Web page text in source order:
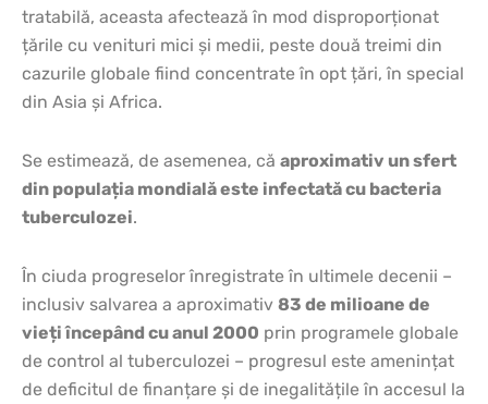
tratabilă, aceasta afectează în mod disproporționat
țările cu venituri mici și medii, peste două treimi din
cazurile globale fiind concentrate în opt țări, în special
din Asia și Africa.
Se estimează, de asemenea, că aproximativ un sfert
din populația mondială este infectată cu bacteria
tuberculozei.
În ciuda progreselor înregistrate în ultimele decenii –
inclusiv salvarea a aproximativ 83 de milioane de
vieți începând cu anul 2000 prin programele globale
de control al tuberculozei – progresul este amenințat
de deficitul de finanțare și de inegalitățile în accesul la